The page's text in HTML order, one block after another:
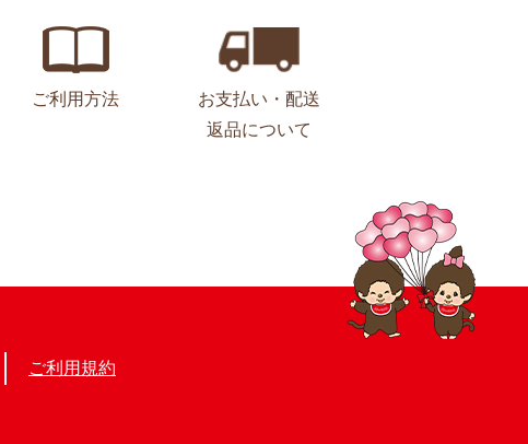
ご利用方法
お支払い・配送
返品について
ご利用規約